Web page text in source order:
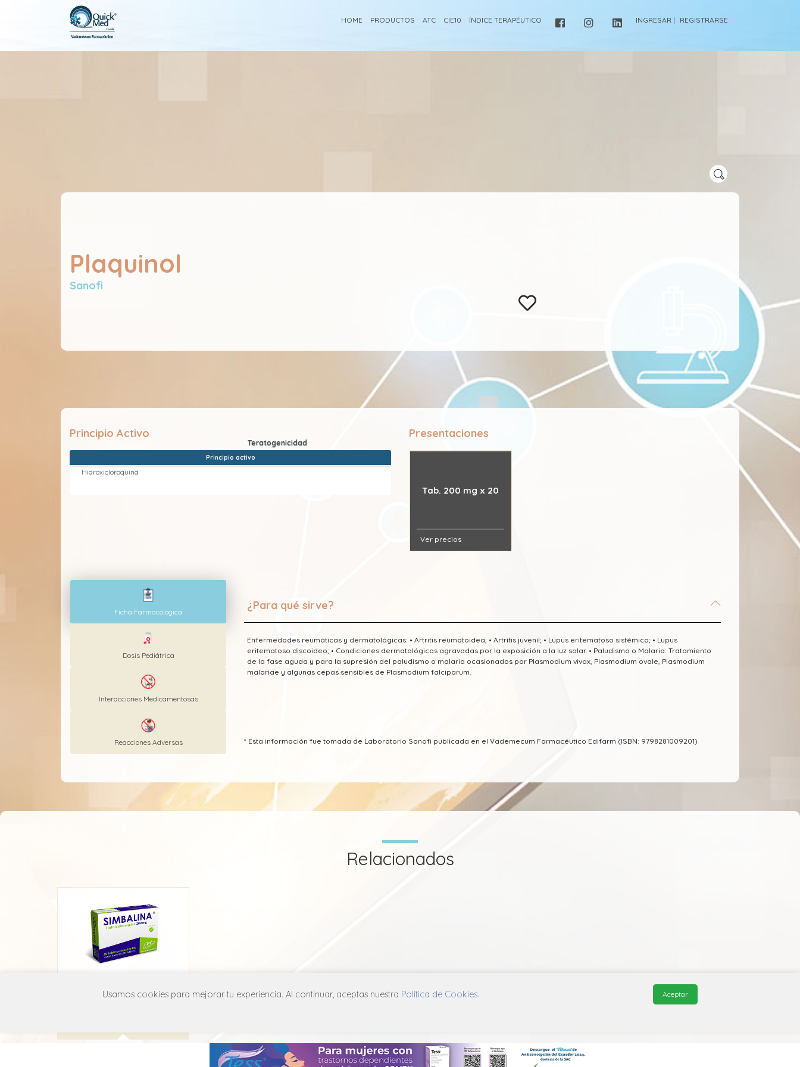
HOME PRODUCTOS ATC CIE10 ÍNDICE TERAPÉUTICO INGRESAR | REGISTRARSE
Plaquinol
Sanofi
Principio Activo
Principio activo
Hidroxicloroquina
Presentaciones
Tab. 200 mg x 20
Ver precios
Ficha Farmacológica
Dosis Pediátrica
Interacciones Medicamentosas
Reacciones Adversas
¿Para qué sirve?
Enfermedades reumáticas y dermatológicas: • Artritis reumatoidea; • Artritis juvenil; • Lupus eritematoso sistémico; • Lupus
eritematoso discoideo; • Condiciones dermatológicas agravadas por la exposición a la luz solar. • Paludismo o Malaria: Tratamiento
de la fase aguda y para la supresión del paludismo o malaria ocasionados por Plasmodium vivax, Plasmodium ovale, Plasmodium
malariae y algunas cepas sensibles de Plasmodium falciparum.
* Esta información fue tomada de Laboratorio Sanofi publicada en el Vademecum Farmacéutico Edifarm (ISBN: 9798281009201)
Relacionados
Simbalina
Usamos cookies para mejorar tu experiencia. Al continuar, aceptas nuestra Política de Cookies. Aceptar